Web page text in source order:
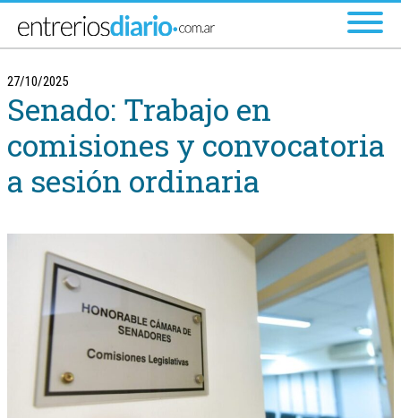
27/10/2025
Senado: Trabajo en
comisiones y convocatoria
a sesión ordinaria